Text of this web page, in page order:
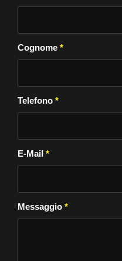
Cognome *
Telefono *
E-Mail *
Messaggio *